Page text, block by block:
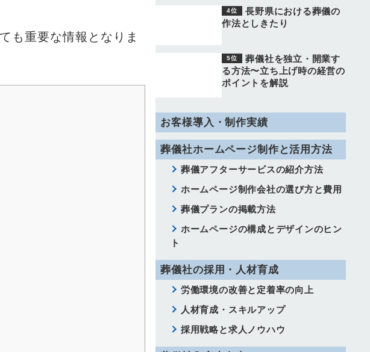
も重要な情報となりま
長野県における葬儀の
作法としきたり
葬儀社を独立・開業す
る方法〜立ち上げ時の経営の
ポイントを解説
お客様導入・制作実績
葬儀社ホームページ制作と活用方法
葬儀アフターサービスの紹介方法
ホームページ制作会社の選び方と費用
葬儀プランの掲載方法
ホームページの構成とデザインのヒン
ト
葬儀社の採用・人材育成
労働環境の改善と定着率の向上
人材育成・スキルアップ
採用戦略と求人ノウハウ